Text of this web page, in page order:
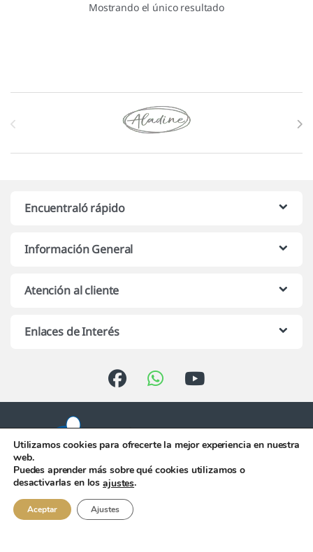
Mostrando el único resultado
Marcas De Carrusel
Encuentraló rápido
Información General
Atención al cliente
Enlaces de Interés
Atención telefónica de 10:00 h.
956 344 058
Utilizamos cookies para ofrecerte la mejor experiencia en nuestra
web.
Puedes aprender más sobre qué cookies utilizamos o
desactivarlas en losajustes.
Aceptar Ajustes